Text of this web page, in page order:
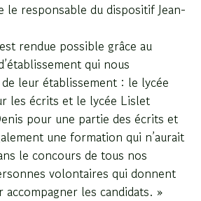
le responsable du dispositif Jean-
rendue possible grâce au
qui nous
leur établissement : le lycée
les écrits et le lycée Lislet
pour une partie des écrits et
une formation qui n’aurait
le concours de tous nos
volontaires qui donnent
les candidats. »